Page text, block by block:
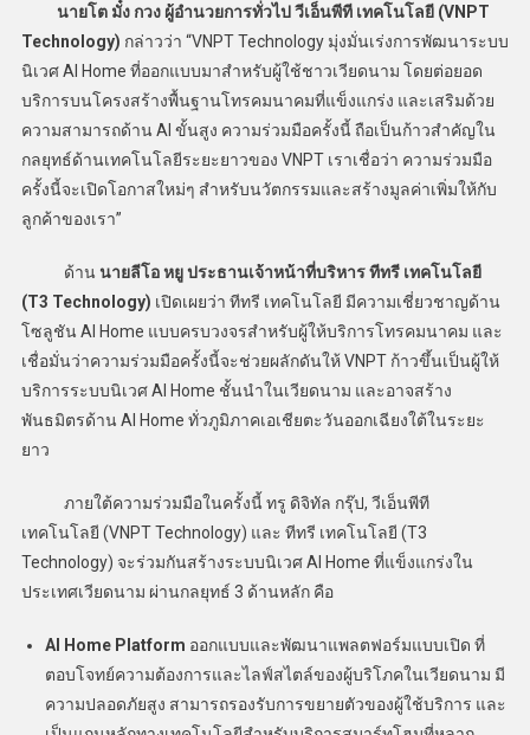
นายโต มั๋ง กวง ผู้อำนวยการทั่วไป วีเอ็นพีที เทคโนโลยี (VNPT
Technology) กล่าวว่า “VNPT Technology มุ่งมั่นเร่งการพัฒนาระบบ
นิเวศ AI Home ที่ออกแบบมาสำหรับผู้ใช้ชาวเวียดนาม โดยต่อยอด
บริการบนโครงสร้างพื้นฐานโทรคมนาคมที่แข็งแกร่ง และเสริมด้วย
ความสามารถด้าน AI ขั้นสูง ความร่วมมือครั้งนี้ ถือเป็นก้าวสำคัญใน
กลยุทธ์ด้านเทคโนโลยีระยะยาวของ VNPT เราเชื่อว่า ความร่วมมือ
ครั้งนี้จะเปิดโอกาสใหม่ๆ สำหรับนวัตกรรมและสร้างมูลค่าเพิ่มให้กับ
ลูกค้าของเรา”
ด้านนายลีโอ หยู ประธานเจ้าหน้าที่บริหารทีทรี เทคโนโลยี
(T3 Technology) เปิดเผยว่า ทีทรี เทคโนโลยี มีความเชี่ยวชาญด้าน
โซลูชัน AI Home แบบครบวงจรสำหรับผู้ให้บริการโทรคมนาคม และ
เชื่อมั่นว่าความร่วมมือครั้งนี้จะช่วยผลักดันให้ VNPT ก้าวขึ้นเป็นผู้ให้
บริการระบบนิเวศ AI Home ชั้นนำในเวียดนาม และอาจสร้าง
พันธมิตรด้าน AI Home ทั่วภูมิภาคเอเชียตะวันออกเฉียงใต้ในระยะ
ยาว
ภายใต้ความร่วมมือในครั้งนี้ ทรู ดิจิทัล กรุ๊ป, วีเอ็นพีที
เทคโนโลยี (VNPT Technology) และ ทีทรี เทคโนโลยี (T3
Technology) จะร่วมกันสร้างระบบนิเวศ AI Home ที่แข็งแกร่งใน
ประเทศเวียดนาม ผ่านกลยุทธ์ 3 ด้านหลัก คือ
AI Home Platform ออกแบบและพัฒนาแพลตฟอร์มแบบเปิด ที่
ตอบโจทย์ความต้องการและไลฟ์สไตล์ของผู้บริโภคในเวียดนาม มี
ความปลอดภัยสูง สามารถรองรับการขยายตัวของผู้ใช้บริการ และ